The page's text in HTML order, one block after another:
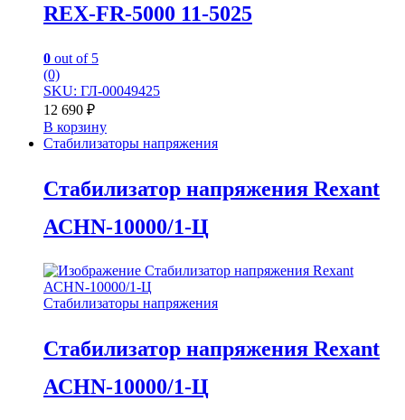
REX-FR-5000 11-5025
0 out of 5
(0)
SKU: ГЛ-00049425
12 690 ₽
В корзину
Стабилизаторы напряжения
Стабилизатор напряжения Rexant
АСНN-10000/1-Ц
Стабилизаторы напряжения
Стабилизатор напряжения Rexant
АСНN-10000/1-Ц